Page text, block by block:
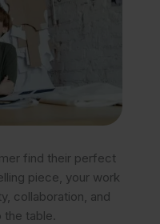
find their perfect
piece, your work
collaboration, and
the table.